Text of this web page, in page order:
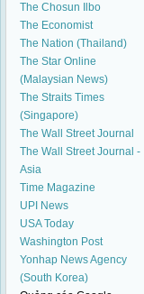
The Chosun Ilbo
The Economist
The Nation (Thailand)
The Star Online
(Malaysian News)
The Straits Times
(Singapore)
The Wall Street Journal
The Wall Street Journal -
Asia
Time Magazine
UPI News
USA Today
Washington Post
Yonhap News Agency
(South Korea)